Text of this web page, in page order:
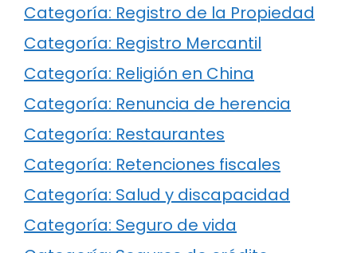
Categoría: Registro de la Propiedad
Categoría: Registro Mercantil
Categoría: Religión en China
Categoría: Renuncia de herencia
Categoría: Restaurantes
Categoría: Retenciones fiscales
Categoría: Salud y discapacidad
Categoría: Seguro de vida